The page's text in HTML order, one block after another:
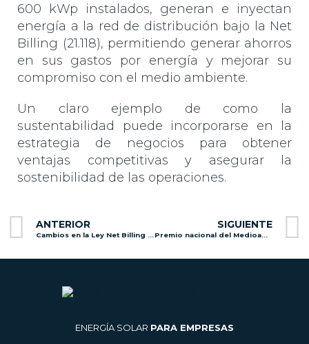
600 kWp instalados, generan e inyectan
energía a la red de distribución bajo la Net
Billing (21.118), permitiendo generar ahorros
en sus gastos por energía y mejorar su
compromiso con el medio ambiente.
Un claro ejemplo de como la
sustentabilidad puede incorporarse en la
estrategia de negocios para obtener
ventajas competitivas y asegurar la
sostenibilidad de las operaciones.
Prev
ANTERIOR SIGUIENTE
Premio nacional del Medioambiente Recyclápolis 2018
ENERGÍA SOLAR PARA EMPRESAS